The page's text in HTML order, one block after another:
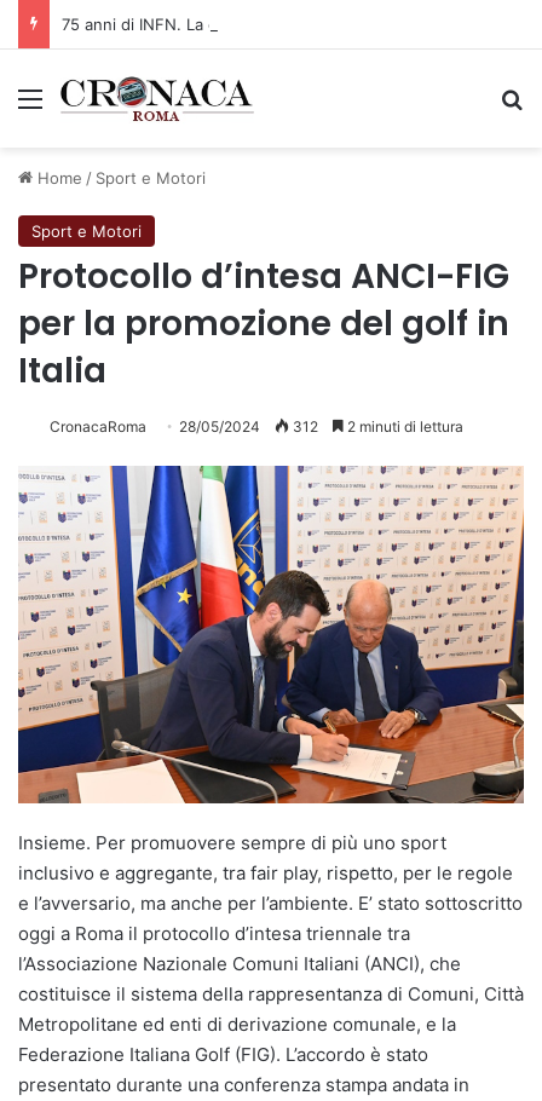
Menu
Home / Sport e Motori
Sport e Motori
Protocollo d’intesa ANCI-FIG
per la promozione del golf in
Italia
CronacaRoma 28/05/2024 312 2 minuti di lettura
Insieme. Per promuovere sempre di più uno sport
inclusivo e aggregante, tra fair play, rispetto, per le regole
e l’avversario, ma anche per l’ambiente. E’ stato sottoscritto
oggi a Roma il protocollo d’intesa triennale tra
l’Associazione Nazionale Comuni Italiani (ANCI), che
costituisce il sistema della rappresentanza di Comuni, Città
Metropolitane ed enti di derivazione comunale, e la
Federazione Italiana Golf (FIG). L’accordo è stato
presentato durante una conferenza stampa andata in